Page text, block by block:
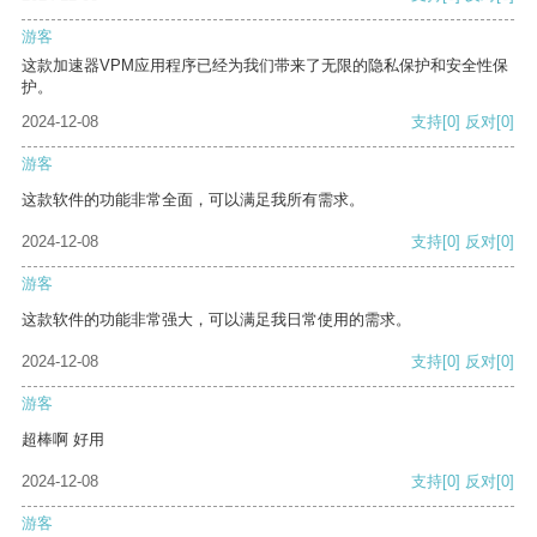
游客
这款加速器VPM应用程序已经为我们带来了无限的隐私保护和安全性保
护。
2024-12-08
支持[0] 反对[0]
游客
这款软件的功能非常全面，可以满足我所有需求。
2024-12-08 支持[0] 反对[0]
游客
这款软件的功能非常强大，可以满足我日常使用的需求。
2024-12-08 支持[0] 反对[0]
游客
超棒啊 好用
2024-12-08 支持[0] 反对[0]
游客